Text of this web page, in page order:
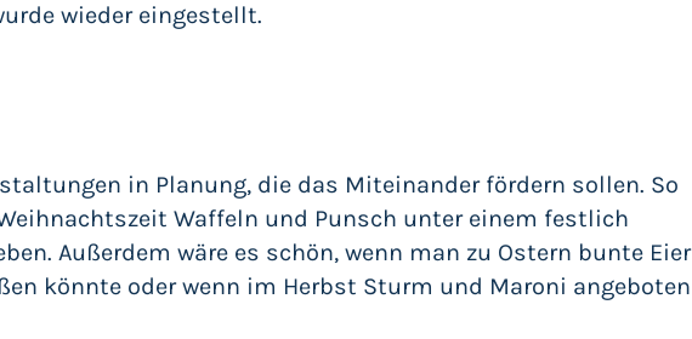
wieder eingestellt.
in Planung, die das Miteinander fördern sollen. So
Waffeln und Punsch unter einem festlich
Außerdem wäre es schön, wenn man zu Ostern bunte Eier
könnte oder wenn im Herbst Sturm und Maroni angeboten